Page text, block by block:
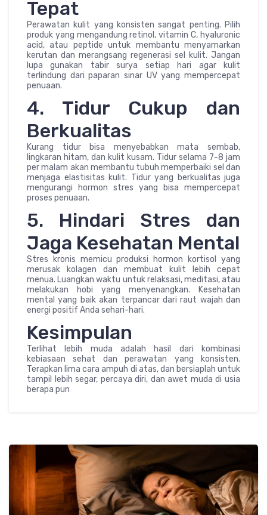
Tepat
Perawatan kulit yang konsisten sangat penting. Pilih
produk yang mengandung retinol, vitamin C, hyaluronic
acid, atau peptide untuk membantu menyamarkan
kerutan dan merangsang regenerasi sel kulit. Jangan
lupa gunakan tabir surya setiap hari agar kulit
terlindung dari paparan sinar UV yang mempercepat
penuaan.
4. Tidur Cukup dan
Berkualitas
Kurang tidur bisa menyebabkan mata sembab,
lingkaran hitam, dan kulit kusam. Tidur selama 7-8 jam
per malam akan membantu tubuh memperbaiki sel dan
menjaga elastisitas kulit. Tidur yang berkualitas juga
mengurangi hormon stres yang bisa mempercepat
proses penuaan.
5. Hindari Stres dan
Jaga Kesehatan Mental
Stres kronis memicu produksi hormon kortisol yang
merusak kolagen dan membuat kulit lebih cepat
menua. Luangkan waktu untuk relaksasi, meditasi, atau
melakukan hobi yang menyenangkan. Kesehatan
mental yang baik akan terpancar dari raut wajah dan
energi positif Anda sehari-hari.
Kesimpulan
Terlihat lebih muda adalah hasil dari kombinasi
kebiasaan sehat dan perawatan yang konsisten.
Terapkan lima cara ampuh di atas, dan bersiaplah untuk
tampil lebih segar, percaya diri, dan awet muda di usia
berapa pun